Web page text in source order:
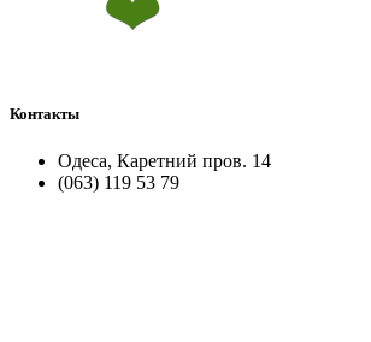
Контакты
Одеса, Каретний пров. 14
(063) 119 53 79